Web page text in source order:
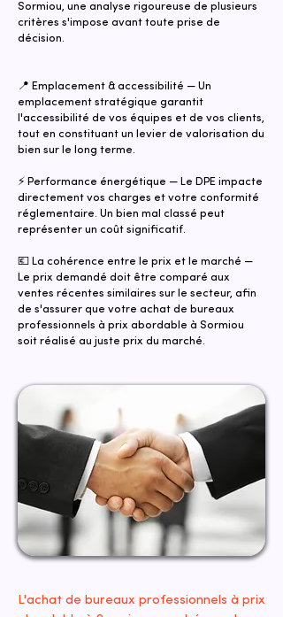
Sormiou, une analyse rigoureuse de plusieurs
critères s'impose avant toute prise de
décision.
📍 Emplacement & accessibilité — Un
emplacement stratégique garantit
l'accessibilité de vos équipes et de vos clients,
tout en constituant un levier de valorisation du
bien sur le long terme.
⚡ Performance énergétique — Le DPE impacte
directement vos charges et votre conformité
réglementaire. Un bien mal classé peut
représenter un coût significatif.
💶 La cohérence entre le prix et le marché —
Le prix demandé doit être comparé aux
ventes récentes similaires sur le secteur, afin
de s'assurer que votre achat de bureaux
professionnels à prix abordable à Sormiou
soit réalisé au juste prix du marché.
L'achat de bureaux professionnels à prix